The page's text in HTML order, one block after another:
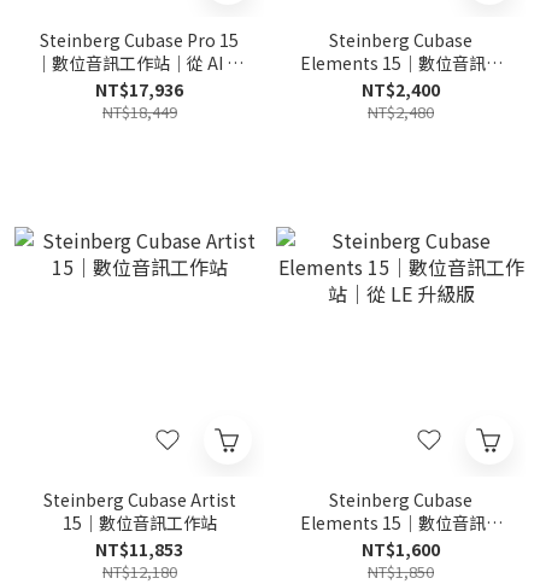
Steinberg Cubase Pro 15
｜數位音訊工作站｜從 AI 升
級版
NT$17,936
NT$18,449
Steinberg Cubase
Elements 15｜數位音訊工
作站｜教育版
NT$2,400
NT$2,480
Steinberg Cubase Artist
15｜數位音訊工作站
NT$11,853
NT$12,180
Steinberg Cubase
Elements 15｜數位音訊工
作站｜從 LE 升級版
NT$1,600
NT$1,850